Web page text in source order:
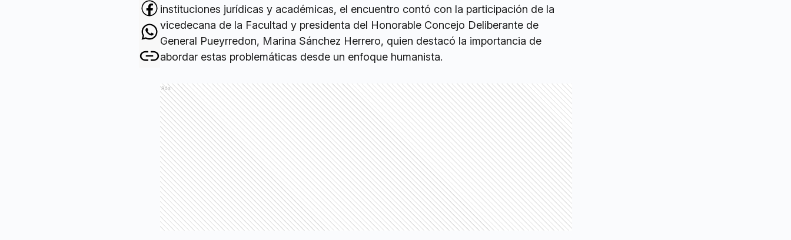
instituciones jurídicas y académicas, el encuentro contó con la participación de la
vicedecana de la Facultad y presidenta del Honorable Concejo Deliberante de
General Pueyrredon, Marina Sánchez Herrero, quien destacó la importancia de
abordar estas problemáticas desde un enfoque humanista.
Ads